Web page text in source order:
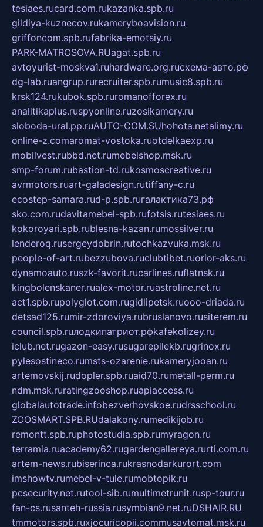
tesiaes.rucard.com.rukazanka.spb.ru
gildiya-kuznecov.rukameryboavision.ru
griffoncom.spb.rufabrika-emotsiy.ru
PARK-MATROSOVA.RUagat.spb.ru
avtoyurist-moskva1.ruhardware.org.ruсхема-авто.рф
dg-lab.ruangrup.rurecruiter.spb.rumusic8.spb.ru
krsk124.rukubok.spb.ruromanofforex.ru
analitikaplus.ruspyonline.ruzosikamery.ru
sloboda-ural.pp.ruAUTO-COM.SUhohota.netalimy.ru
online-z.comaromat-vostoka.ruotdelkaexp.ru
mobilvest.rubbd.net.rumebelshop.msk.ru
smp-forum.rubastion-td.rukosmoscreative.ru
avrmotors.ruart-galadesign.rutiffany-c.ru
ecostep-samara.rud-p.spb.ruгалактика73.рф
sko.com.rudavitamebel-spb.rufotsis.rutesiaes.ru
kokoroyari.spb.rublesna-kazan.rumossilver.ru
lenderoq.rusergeydobrin.rutochkazvuka.msk.ru
people-of-art.rubezzubova.ruclubtibet.ruorior-aks.ru
dynamoauto.ruszk-favorit.rucarlines.ruflatnsk.ru
kingbolenskaner.rualex-motor.ruastroline.net.ru
act1.spb.rupolyglot.com.rugidlipetsk.ruooo-driada.ru
detsad125.rumir-zdoroviya.rubruslanovo.rusiterem.ru
council.spb.ruлодкипатриот.рфkafekolizey.ru
iclub.net.rugazon-easy.rusugarepilekb.rugrinox.ru
pylesostineco.rumsts-ozarenie.rukameryjooan.ru
artemovskij.rudopler.spb.ruaid70.rumetall-perm.ru
ndm.msk.ruratingzooshop.ruapiaccess.ru
globalautotrade.infobezverhovskoe.rudrsschool.ru
ZOOSMART.SPB.RUdalakony.rumedikijob.ru
remontt.spb.ruphotostudia.spb.rumyragon.ru
terramia.ruacademy62.rugardengallereya.rurti.com.ru
artem-news.rubiserinca.rukrasnodarkurort.com
imshowtv.rumebel-v-tule.rumobtopik.ru
pcsecurity.net.rutool-sib.rumultimetrunit.rusp-tour.ru
fan-cs.rusanteh-russia.rusymbian9.net.ruDSHAIR.RU
tmmotors.spb.ruxjocuricopii.commusavtomat.msk.ru